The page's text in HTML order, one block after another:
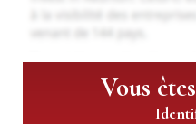
Vous